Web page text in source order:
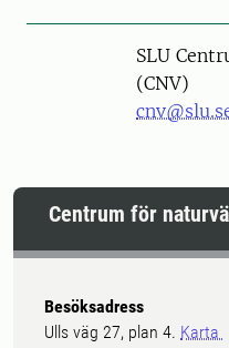
SLU
(CNV)
Centrum för
Besöksadress
Ulls väg 27, plan 4. Karta